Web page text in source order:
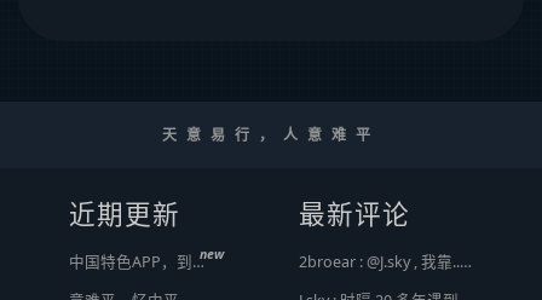
天意易行，人意难平
近期更新
中国特色APP，到底谁来治？new
最新评论
2broear : @J.sky , 我靠.. 心情复杂 [ Emoji Image ]